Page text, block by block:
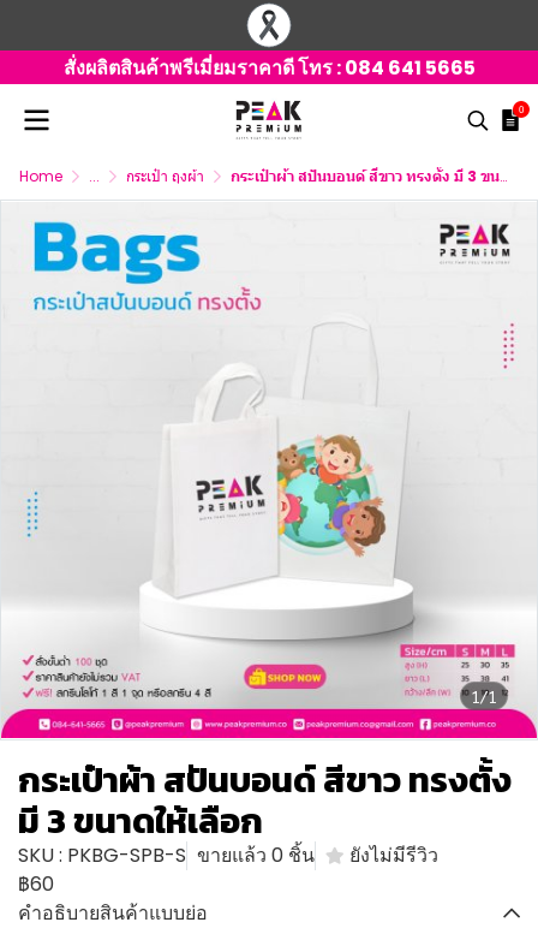
สั่งผลิตสินค้าพรีเมี่ยมราคาดี โทร :084 641 5665
0
Home ... กระเป๋า ถุงผ้า กระเป๋าผ้า สปันบอนด์ สีขาว ทรงตั้ง มี 3 ขนาดให้เลือก
1/1
กระเป๋าผ้า สปันบอนด์ สีขาว ทรงตั้ง
มี 3 ขนาดให้เลือก
SKU : PKBG-SPB-S ขายแล้ว 0 ชิ้น
ยังไม่มีรีวิว
฿60
คำอธิบายสินค้าแบบย่อ